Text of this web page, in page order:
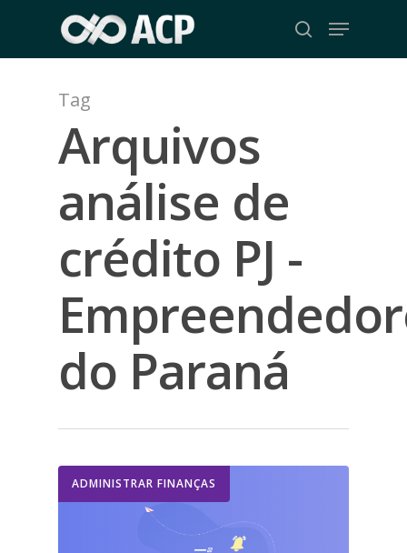
main
search
Menu
Tag
Arquivos
análise de
crédito PJ -
do Paraná
ADMINISTRAR FINANÇAS
Close